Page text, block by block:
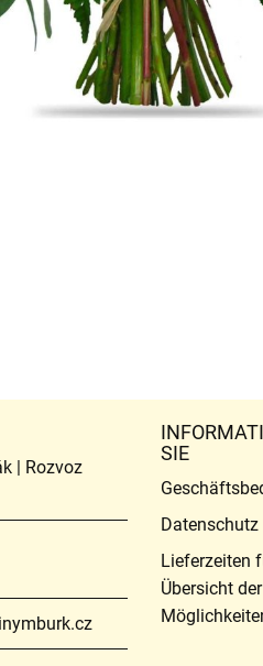
| Rozvoz
SIE
Datenschutz
Lieferzeiten
Übersicht der